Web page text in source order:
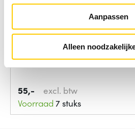
Aanpassen
Alleen
Neomounts by Newstar
nuc/thin
55,-
excl. btw
Voorraad 7 stuks